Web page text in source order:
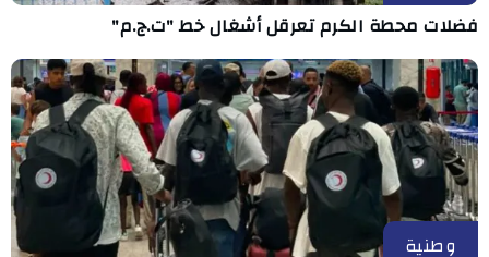
فضلات محطة الكرم تعرقل أشغال خط "ت.ج.م"
وطنية